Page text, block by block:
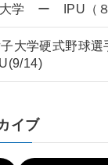
学 ー IPU（８
大学硬式野球
14)
イブ